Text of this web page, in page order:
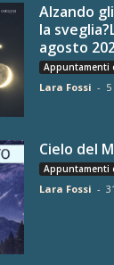
Alzando
la
agosto
Appuntamenti
Lara Fossi -
Cielo del
Appuntamenti
Lara Fossi -